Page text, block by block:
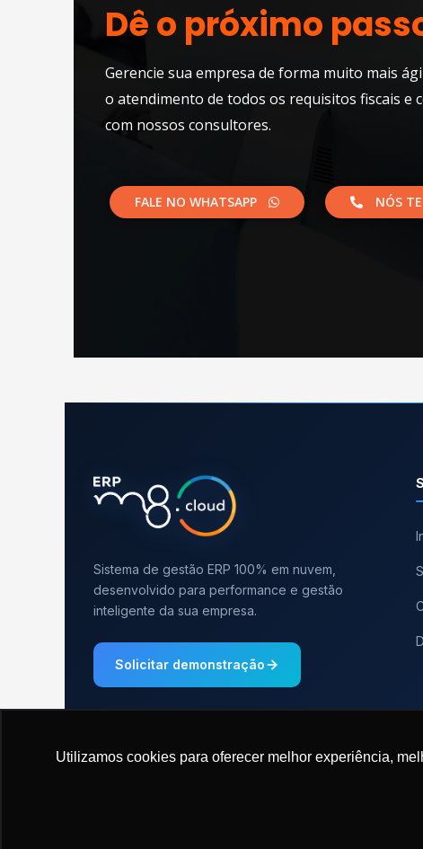
Utilizamos cookies para oferecer melhor experiência,
Dê o próximo
Gerencie sua empresa de forma muito mais
o atendimento de todos os requisitos fiscais e
com nossos consultores.​
FALE NO WHATSAPP NÓS
Sistema de gestão ERP 100% em nuvem,
desenvolvido para performance e gestão
inteligente da sua empresa.
Solicitar demonstração